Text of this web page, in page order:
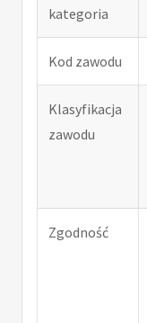
kategoria
Kod zawodu
Klasyfikacja
zawodu
Zgodność